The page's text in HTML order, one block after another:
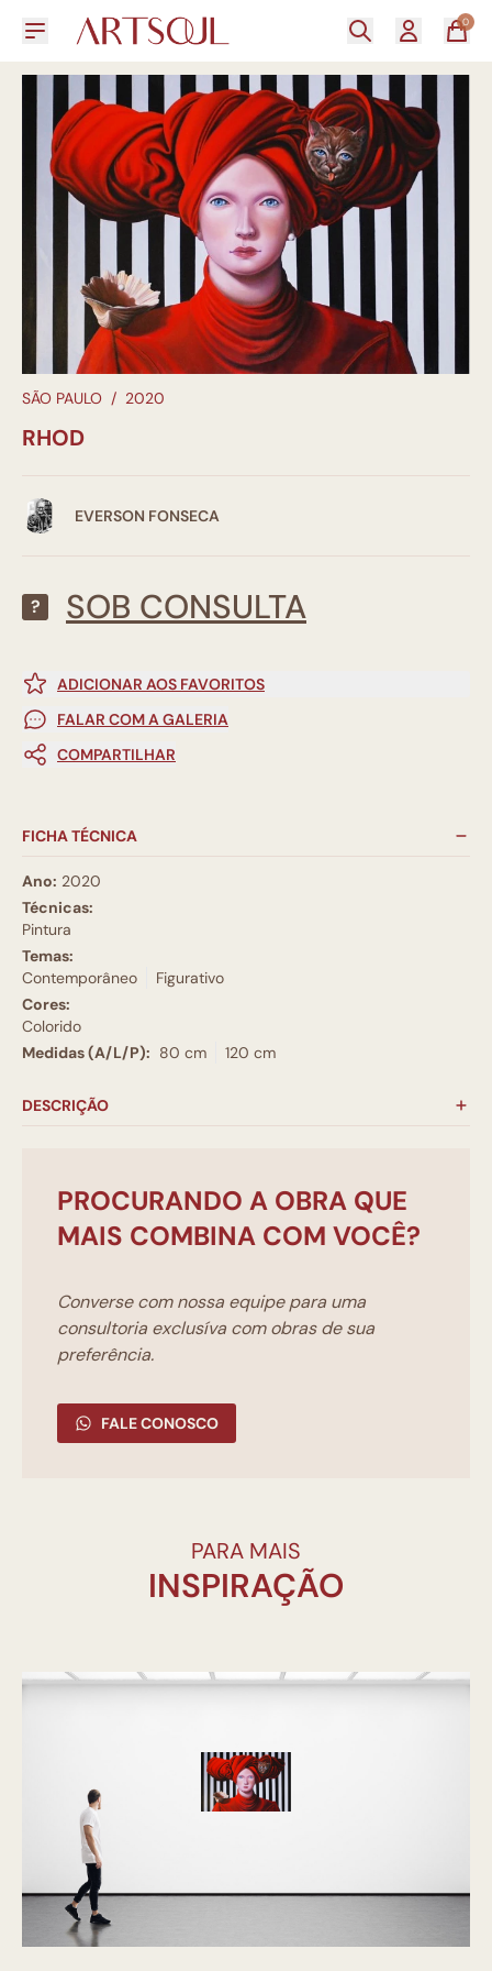
0
SÃO PAULO / 2020
RHOD
EVERSON FONSECA
? SOB CONSULTA
ADICIONAR AOS FAVORITOS
FALAR COM A GALERIA
COMPARTILHAR
FICHA TÉCNICA
Ano: 2020
Técnicas:
Pintura
Temas:
Contemporâneo
Figurativo
Cores:
Colorido
Medidas (A/L/P): 80 cm 120 cm
DESCRIÇÃO
PROCURANDO A OBRA QUE
MAIS COMBINA COM VOCÊ?
Converse com nossa equipe para uma
consultoria exclusíva com obras de sua
preferência.
FALE CONOSCO
PARA MAIS
INSPIRAÇÃO